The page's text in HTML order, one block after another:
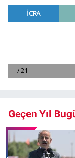
Geçen Yıl